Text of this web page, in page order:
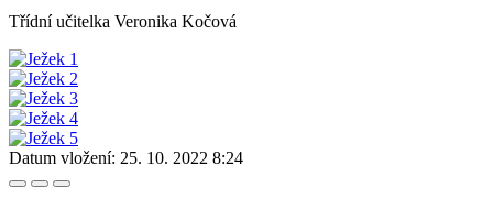
Třídní učitelka Veronika Kočová
Datum vložení: 25. 10. 2022 8:24